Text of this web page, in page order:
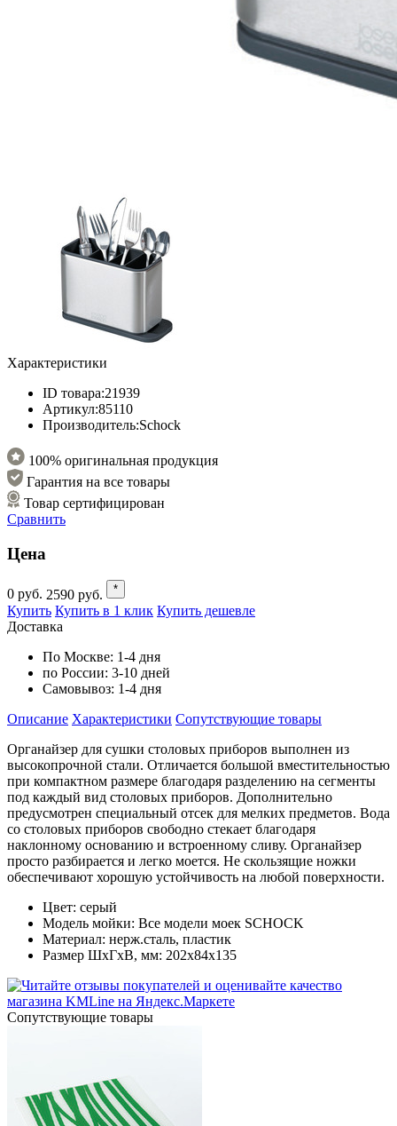
Характеристики
ID товара:21939
Артикул:85110
Производитель:Schock
100% оригинальная продукция
Гарантия на все товары
Товар сертифицирован
Сравнить
Цена
0 руб. 2590 руб. *
Купить Купить в 1 клик Купить дешевле
Доставка
По Москве: 1-4 дня
по России: 3-10 дней
Самовывоз: 1-4 дня
Описание Характеристики Cопутствующие товары
Органайзер для сушки столовых приборов выполнен из
высокопрочной стали. Отличается большой вместительностью
при компактном размере благодаря разделению на сегменты
под каждый вид столовых приборов. Дополнительно
предусмотрен специальный отсек для мелких предметов. Вода
со столовых приборов свободно стекает благодаря
наклонному основанию и встроенному сливу. Органайзер
просто разбирается и легко моется. Не скользящие ножки
обеспечивают хорошую устойчивость на любой поверхности.
Цвет: серый
Модель мойки: Все модели моек SCHOCK
Материал: нерж.сталь, пластик
Размер ШхГхВ, мм: 202х84х135
Cопутствующие товары